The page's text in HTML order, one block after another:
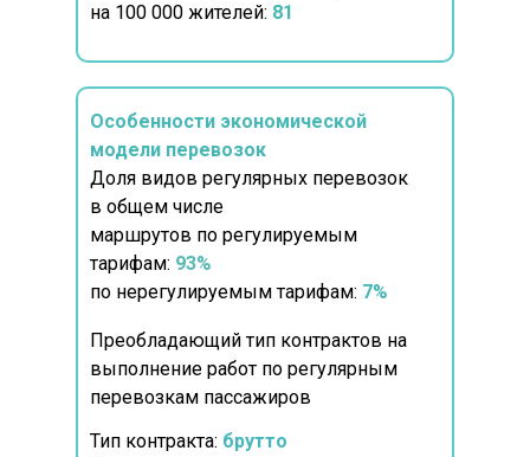
на 100 000 жителей: 81
Особенности экономической
модели перевозок
Доля видов регулярных перевозок
в общем числе
маршрутов по регулируемым
тарифам: 93%
по нерегулируемым тарифам: 7%
Преобладающий тип контрактов на
выполнение работ по регулярным
перевозкам пассажиров
Тип контракта: брутто